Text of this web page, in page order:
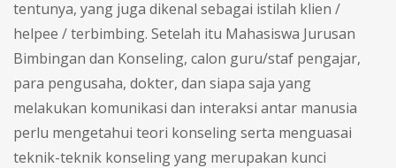
tentunya, yang juga dikenal sebagai istilah klien /
helpee / terbimbing. Setelah itu Mahasiswa Jurusan
Bimbingan dan Konseling, calon guru/staf pengajar,
para pengusaha, dokter, dan siapa saja yang
melakukan komunikasi dan interaksi antar manusia
perlu mengetahui teori konseling serta menguasai
teknik-teknik konseling yang merupakan kunci